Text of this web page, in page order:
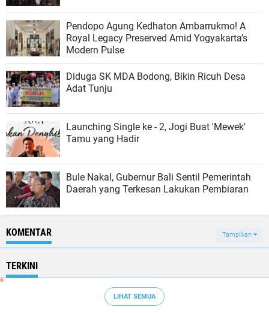
Pendopo Agung Kedhaton Ambarrukmo! A
Royal Legacy Preserved Amid Yogyakarta’s
Modern Pulse
Diduga SK MDA Bodong, Bikin Ricuh Desa
Adat Tunju
Launching Single ke - 2, Jogi Buat 'Mewek'
Tamu yang Hadir
Bule Nakal, Gubernur Bali Sentil Pemerintah
Daerah yang Terkesan Lakukan Pembiaran
KOMENTAR Tampilkan
TERKINI
LIHAT SEMUA